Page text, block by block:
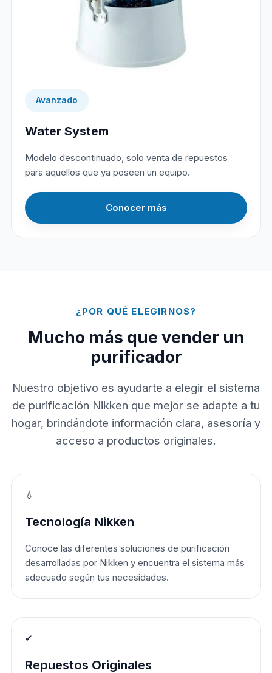
Avanzado
Water System
Modelo descontinuado, solo venta de repuestos
para aquellos que ya poseen un equipo.
Conocer más
¿POR QUÉ ELEGIRNOS?
Mucho más que vender un
purificador
Nuestro objetivo es ayudarte a elegir el sistema
de purificación Nikken que mejor se adapte a tu
hogar, brindándote información clara, asesoría y
acceso a productos originales.
💧
Tecnología Nikken
Conoce las diferentes soluciones de purificación
desarrolladas por Nikken y encuentra el sistema más
adecuado según tus necesidades.
✔
Repuestos Originales